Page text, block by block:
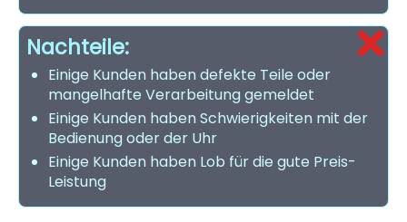
Nachteile:
Einige Kunden haben defekte Teile oder
mangelhafte Verarbeitung gemeldet
Einige Kunden haben Schwierigkeiten mit der
Bedienung oder der Uhr
Einige Kunden haben Lob für die gute Preis-
Leistung